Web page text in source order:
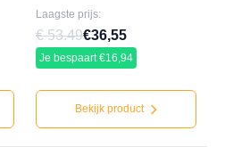
Laagste prijs:
€ 53.49€36,55
Je bespaart €16,94
Bekijk product